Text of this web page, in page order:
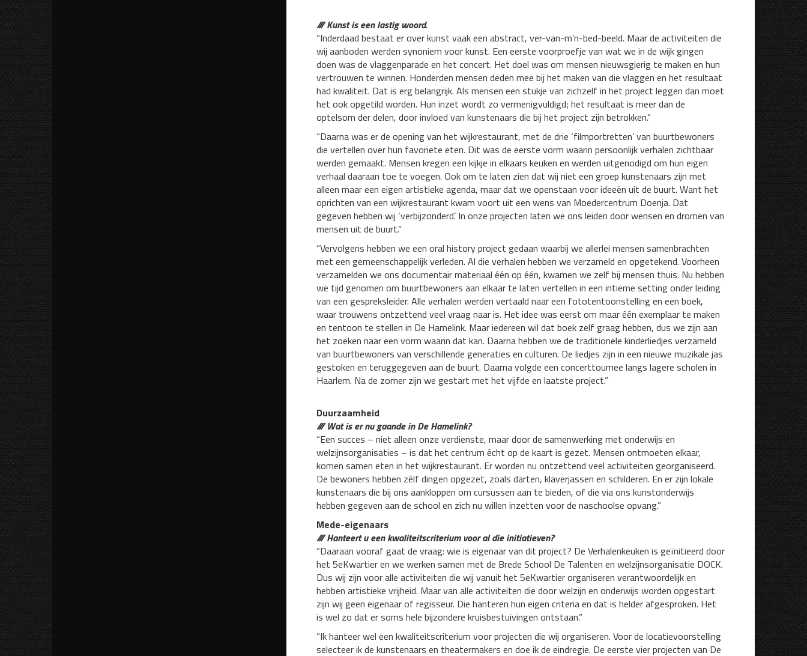
/// Kunst is een lastig woord.
“Inderdaad bestaat er over kunst vaak een abstract, ver-van-m’n-bed-beeld. Maar de activiteiten die
wij aanboden werden synoniem voor kunst. Een eerste voorproefje van wat we in de wijk gingen
doen was de vlaggenparade en het concert. Het doel was om mensen nieuwsgierig te maken en hun
vertrouwen te winnen. Honderden mensen deden mee bij het maken van die vlaggen en het resultaat
had kwaliteit. Dat is erg belangrijk. Als mensen een stukje van zichzelf in het project leggen dan moet
het ook opgetild worden. Hun inzet wordt zo vermenigvuldigd; het resultaat is meer dan de
optelsom der delen, door invloed van kunstenaars die bij het project zijn betrokken.”
“Daarna was er de opening van het wijkrestaurant, met de drie ‘filmportretten’ van buurtbewoners
die vertellen over hun favoriete eten. Dit was de eerste vorm waarin persoonlijk verhalen zichtbaar
werden gemaakt. Mensen kregen een kijkje in elkaars keuken en werden uitgenodigd om hun eigen
verhaal daaraan toe te voegen. Ook om te laten zien dat wij niet een groep kunstenaars zijn met
alleen maar een eigen artistieke agenda, maar dat we openstaan voor ideeën uit de buurt. Want het
oprichten van een wijkrestaurant kwam voort uit een wens van Moedercentrum Doenja. Dat
gegeven hebben wij ‘verbijzonderd’. In onze projecten laten we ons leiden door wensen en dromen van
mensen uit de buurt.”
“Vervolgens hebben we een oral history project gedaan waarbij we allerlei mensen samenbrachten
met een gemeenschappelijk verleden. Al die verhalen hebben we verzameld en opgetekend. Voorheen
verzamelden we ons documentair materiaal één op één, kwamen we zelf bij mensen thuis. Nu hebben
we tijd genomen om buurtbewoners aan elkaar te laten vertellen in een intieme setting onder leiding
van een gespreksleider. Alle verhalen werden vertaald naar een fototentoonstelling en een boek,
waar trouwens ontzettend veel vraag naar is. Het idee was eerst om maar één exemplaar te maken
en tentoon te stellen in De Hamelink. Maar iedereen wil dat boek zelf graag hebben, dus we zijn aan
het zoeken naar een vorm waarin dat kan. Daarna hebben we de traditionele kinderliedjes verzameld
van buurtbewoners van verschillende generaties en culturen. De liedjes zijn in een nieuwe muzikale jas
gestoken en teruggegeven aan de buurt. Daarna volgde een concerttournee langs lagere scholen in
Haarlem. Na de zomer zijn we gestart met het vijfde en laatste project.”
Duurzaamheid
/// Wat is er nu gaande in De Hamelink?
“Een succes – niet alleen onze verdienste, maar door de samenwerking met onderwijs en
welzijnsorganisaties – is dat het centrum écht op de kaart is gezet. Mensen ontmoeten elkaar,
komen samen eten in het wijkrestaurant. Er worden nu ontzettend veel activiteiten georganiseerd.
De bewoners hebben zèlf dingen opgezet, zoals darten, klaverjassen en schilderen. En er zijn lokale
kunstenaars die bij ons aankloppen om cursussen aan te bieden, of die via ons kunstonderwijs
hebben gegeven aan de school en zich nu willen inzetten voor de naschoolse opvang.”
Mede-eigenaars
/// Hanteert u een kwaliteitscriterium voor al die initiatieven?
“Daaraan vooraf gaat de vraag: wie is eigenaar van dit project? De Verhalenkeuken is geïnitieerd door
het 5eKwartier en we werken samen met de Brede School De Talenten en welzijnsorganisatie DOCK.
Dus wij zijn voor alle activiteiten die wij vanuit het 5eKwartier organiseren verantwoordelijk en
hebben artistieke vrijheid. Maar van alle activiteiten die door welzijn en onderwijs worden opgestart
zijn wij geen eigenaar of regisseur. Die hanteren hun eigen criteria en dat is helder afgesproken. Het
is wel zo dat er soms hele bijzondere kruisbestuivingen ontstaan.”
“Ik hanteer wel een kwaliteitscriterium voor projecten die wij organiseren. Voor de locatievoorstelling
selecteer ik de kunstenaars en theatermakers en doe ik de eindregie. De eerste vier projecten van De